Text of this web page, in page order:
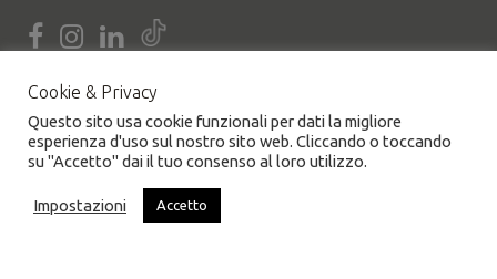
Cookie & Privacy
Questo sito usa cookie funzionali per dati la migliore
esperienza d'uso sul nostro sito web. Cliccando o toccando
su "Accetto" dai il tuo consenso al loro utilizzo.
Impostazioni Accetto